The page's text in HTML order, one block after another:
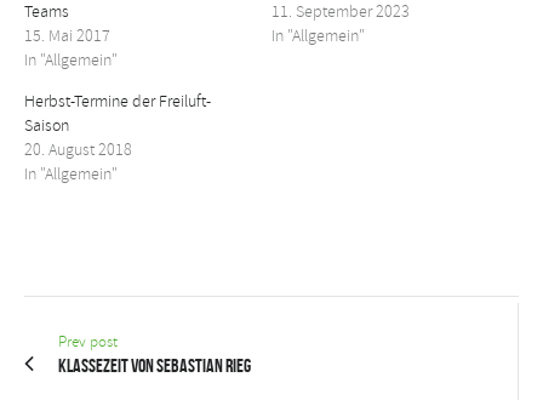
Teams
15. Mai 2017
In "Allgemein"
11. September 2023
In "Allgemein"
Herbst-Termine der Freiluft-
Saison
20. August 2018
In "Allgemein"
Prev post
Klassezeit von Sebastian Rieg